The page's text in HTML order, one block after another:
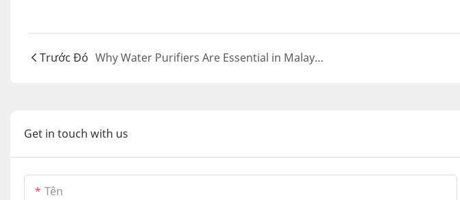
Trước Đó Why Water Purifiers Are Essential in Malaysia
Get in touch with us
Tên